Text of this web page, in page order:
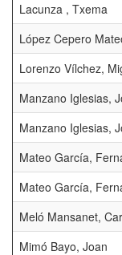
Lacunza , Txema
López Cepero
Lorenzo Vílchez,
Manzano Iglesias,
Manzano Iglesias,
Mateo García,
Mateo García,
Meló Mansanet,
Mimó Bayo, Joan